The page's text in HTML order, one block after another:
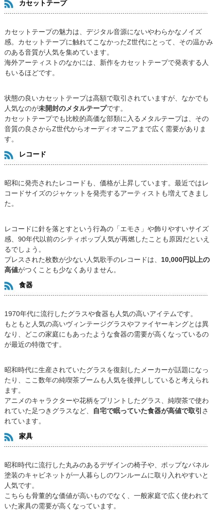
カセットテープ
カセットテープの魅力は、デジタル音源にないやわらかなノイズ
感。カセットテープに触れてこなかったZ世代にとって、その温かみ
のある音質が人気を集めています。
海外アーティストのなかには、新作をカセットテープで発表する人
もいるほどです。
状態の良いカセットテープは高額で取引されていますが、なかでも
人気なのが未開封のメタルテープです。
カセットテープでも比較的高価な部類に入るメタルテープは、その
音質の良さからZ世代からオーディオマニアまで広く需要がありま
す。
レコード
昭和に発売されたレコードも、価格が上昇しています。最近ではレ
コードサイズのジャケットを発売するアーティストも増えてきまし
た。
レコードに針を落とすという行為の「エモさ」や飾りやすいサイズ
感、90年代以前のシティポップ人気が再燃したことも原因だといえ
るでしょう。
プレスされた枚数が少ない人気歌手のレコードは、 10,000円以上の
高値がつくことも少なくありません。
食器
1970年代に流行したグラスや食器も人気の高いアイテムです。
もともと人気の高いヴィンテージグラスやファイヤーキングとは異
なり、どこの家庭にもあったような食器の需要が高くなっているの
が最近の特徴です。
昭和時代に生産されていたグラスを復刻したメーカーが話題になっ
たり、ここ数年の純喫茶ブームも人気を後押ししていると考えられ
ます。
アニメのキャラクターや花柄をプリントしたグラス、純喫茶で使わ
れていた足つきグラスなど、
自宅で眠っていた食器が高値で取引 さ
れています。
家具
昭和時代に流行した丸みのあるデザインの椅子や、ポップなパネル
塗装のキャビネットが一人暮らしのワンルームに取り入れやすいと
人気です。
こちらも骨董的な価値が高いものでなく、一般家庭で広く使われて
いた家具の需要が高くなっています。